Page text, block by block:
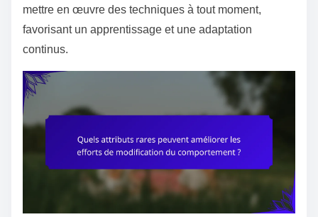
mettre en œuvre des techniques à tout moment,
favorisant un apprentissage et une adaptation
continus.